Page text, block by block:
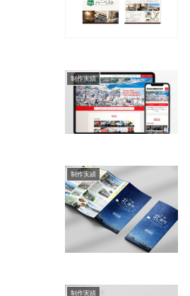
制作実績
制作実績
制作実績